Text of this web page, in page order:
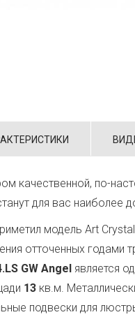
качественной, по-
для вас наиболее
модель Art
отточенных годами
GW Angel является
13 кв.м.
подвески для